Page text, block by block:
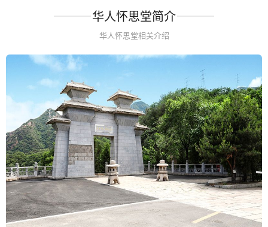
华人怀思堂简介
华人怀思堂相关介绍